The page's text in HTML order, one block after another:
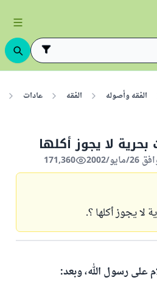
الفقه وأصوله الفقه عادات
لا يجوز أكلها
171,360
لا يجوز أكلها ؟.
على رسول الله، وبعد: